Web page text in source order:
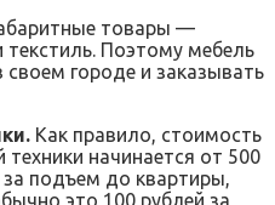
товары —
текстиль. Поэтому мебель
своем городе и заказывать
Как правило, стоимость
техники начинается от 500
подъем до квартиры,
это 100 рублей за